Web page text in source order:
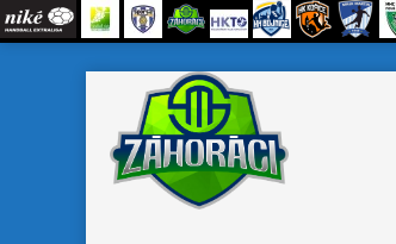
content